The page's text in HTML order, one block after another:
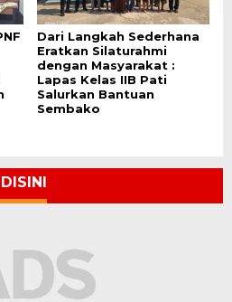
Dari Langkah Sederhana
Eratkan Silaturahmi
dengan Masyarakat :
Lapas Kelas IIB Pati
Salurkan Bantuan
Sembako